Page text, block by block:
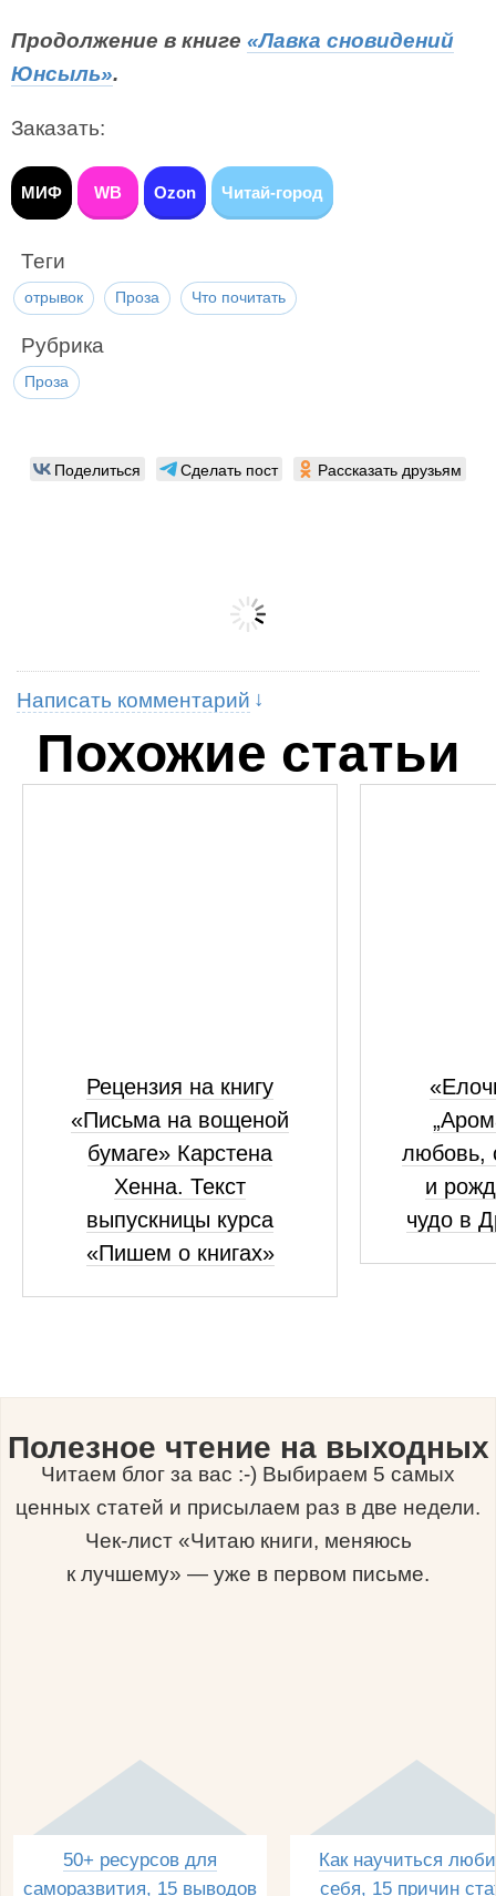
Продолжение в книге «Лавка сновидений
Юнсыль».
Заказать:
МИФ WB Ozon Читай-город
Теги
отрывок Проза Что почитать
Рубрика
Проза
Поделиться Сделать пост Рассказать друзьям
Написать комментарий
Похожие статьи
Рецензия на книгу
«Письма на вощеной
бумаге» Карстена
Хенна. Текст
выпускницы курса
«Пишем о книгах»
любовь,
и
чудо в
Полезное чтение на выходных
Читаем блог за вас :-) Выбираем 5 самых
ценных статей и присылаем раз в две недели.
Чек-лист «Читаю книги, меняюсь
к лучшему» — уже в первом письме.
50+ ресурсов для
саморазвития, 15 выводов
Как научиться
себя, 15 причин